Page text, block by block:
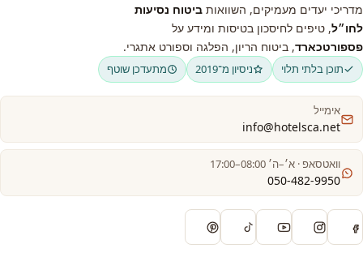
מדריכי יעדים מעמיקים, השוואות ביטוח נסיעות
לחו״ל, טיפים לחיסכון בטיסות ומידע על
פספורטכארד, ביטוח הריון, הפלגה וספורט אתגרי.
תוכן בלתי תלוי ניסיון מ־2019 מתעדכן שוטף
אימייל
info@hotelsca.net
וואטסאפ · א׳–ה׳ 08:00–17:00
050-482-9950